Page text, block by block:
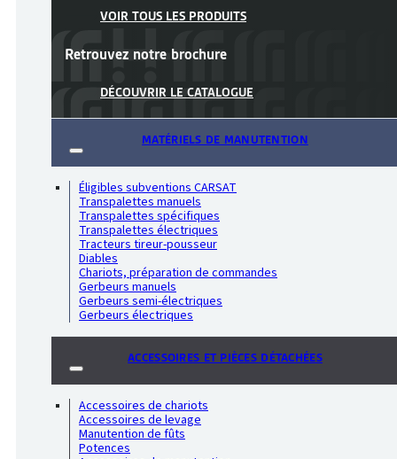
VOIR TOUS LES PRODUITS
Retrouvez notre brochure
DÉCOUVRIR LE CATALOGUE
MATÉRIELS DE MANUTENTION
Éligibles subventions CARSAT
Transpalettes manuels
Transpalettes spécifiques
Transpalettes électriques
Tracteurs tireur-pousseur
Diables
Chariots, préparation de commandes
Gerbeurs manuels
Gerbeurs semi-électriques
Gerbeurs électriques
ACCESSOIRES ET PIÈCES DÉTACHÉES
Accessoires de chariots
Accessoires de levage
Manutention de fûts
Potences